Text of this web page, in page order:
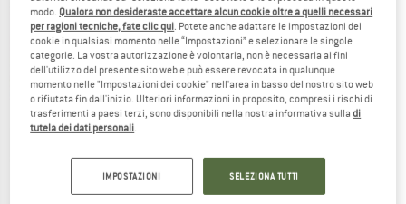
PETZL
Rocpec
10%
modo. Qualora non desideraste accettare alcun cookie oltre a quelli necessari
per ragioni tecniche, fate clic qui . Potete anche adattare le impostazioni dei
cookie in qualsiasi momento nelle “Impostazioni” e selezionare le singole
categorie. La vostra autorizzazione è volontaria, non è necessaria ai fini
dell'utilizzo del presente sito web e può essere revocata in qualunque
momento nelle "Impostazioni dei cookie" nell'area in basso del nostro sito web
o rifiutata fin dall'inizio. Ulteriori informazioni in proposito, compresi i rischi di
trasferimenti a paesi terzi, sono disponibili nella nostra informativa sulladi
tutela dei dati personali
IMPOSTAZIONI SELEZIONA TUTTI